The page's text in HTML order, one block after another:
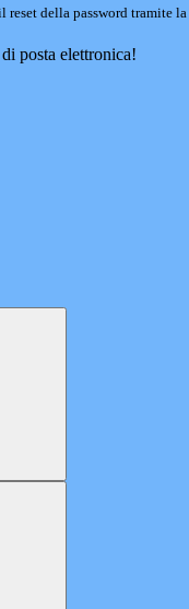
reset della password tramite la
posta elettronica!